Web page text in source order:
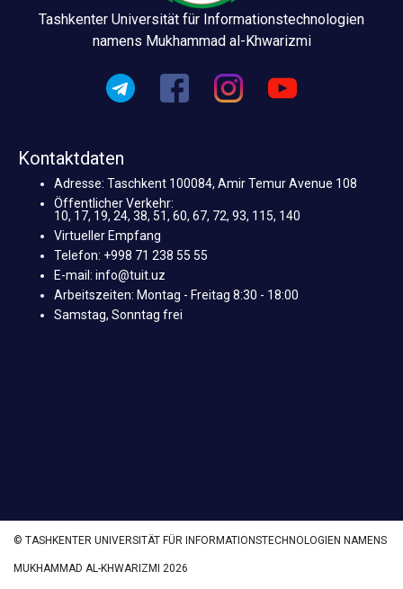
Tashkenter Universität für Informationstechnologien
namens Mukhammad al-Khwarizmi
Kontaktdaten
Adresse: Taschkent 100084, Amir Temur Avenue 108
Öffentlicher Verkehr:
10, 17, 19, 24, 38, 51, 60, 67, 72, 93, 115, 140
Virtueller Empfang
Telefon: +998 71 238 55 55
E-mail: info@tuit.uz
Arbeitszeiten: Montag - Freitag 8:30 - 18:00
Samstag, Sonntag frei
© TASHKENTER UNIVERSITÄT FÜR INFORMATIONSTECHNOLOGIEN NAMENS
MUKHAMMAD AL-KHWARIZMI 2026